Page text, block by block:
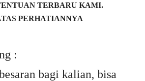
TERBARU KAMI.
PERHATIANNYA
:
bagi kalian, bisa